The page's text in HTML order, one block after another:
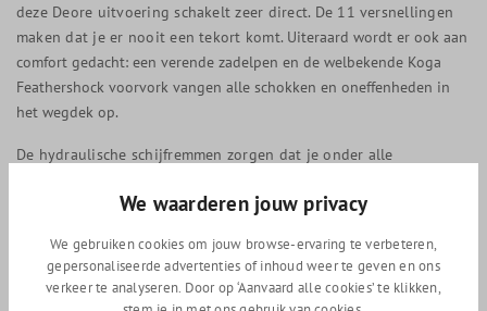
deze Deore uitvoering schakelt zeer direct. De 11 versnellingen
maken dat je er nooit een tekort komt. Uiteraard wordt er ook aan
comfort gedacht: een verende zadelpen en de welbekende Koga
Feathershock voorvork vangen alle schokken en oneffenheden in
het wegdek op.
De hydraulische schijfremmen zorgen dat je onder alle
nat regenachtig weer.
De Koga Vectro S20 is tevens voorzien van brede Schwalbe
Energizer Plus Addix banden (50mm) voor goede grip op het
wegdek en veel rijcomfort. De stuurpen is verstelbaar zodat je
We waarderen jouw privacy
We gebruiken cookies om jouw browse-ervaring te verbeteren,
gepersonaliseerde advertenties of inhoud weer te geven en ons
verkeer te analyseren. Door op ‘Aanvaard alle cookies’ te klikken,